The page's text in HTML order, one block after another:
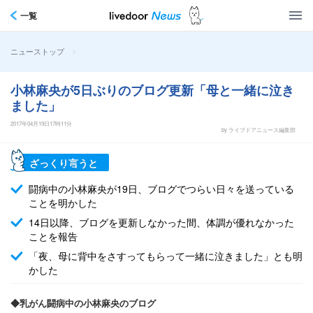
一覧
ニューストップ >
小林麻央が5日ぶりのブログ更新「母と一緒に泣き
ました」
2017年04月19日17時11分
by ライブドアニュース編集部
ざっくり言うと
闘病中の小林麻央が19日、ブログでつらい日々を送っている
ことを明かした
14日以降、ブログを更新しなかった間、体調が優れなかった
ことを報告
「夜、母に背中をさすってもらって一緒に泣きました」とも明
かした
◆乳がん闘病中の小林麻央のブログ